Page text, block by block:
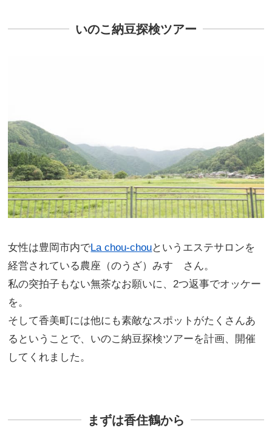
いのこ納豆探検ツアー
女性は豊岡市内でLa chou-chouというエステサロンを
経営されている農座（のうざ）みすゞさん。
私の突拍子もない無茶なお願いに、2つ返事でオッケー
を。
そして香美町には他にも素敵なスポットがたくさんあ
るということで、いのこ納豆探検ツアーを計画、開催
してくれました。
まずは香住鶴から